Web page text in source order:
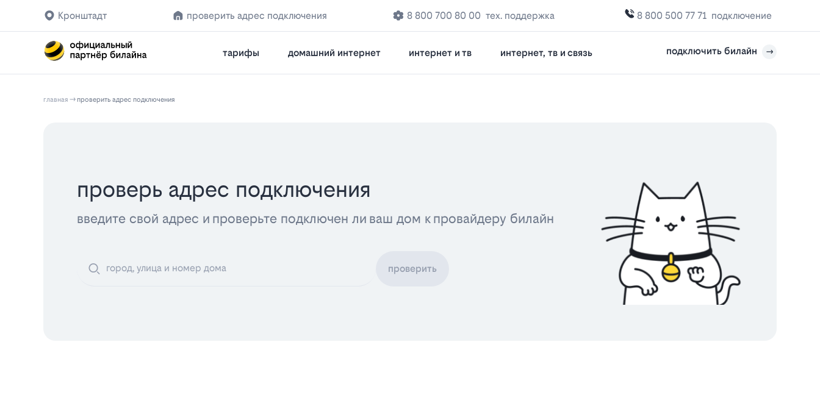
Кронштадт проверить адрес подключения 8 800 700 80 00 тех. поддержка 8 800 500 77 71 подключение
тарифы домашний интернет интернет и тв интернет, тв и связь подключить билайн
главная проверить адрес подключения
проверь адрес подключения
введите свой адрес и проверьте подключен ли ваш дом к провайдеру билайн
проверить